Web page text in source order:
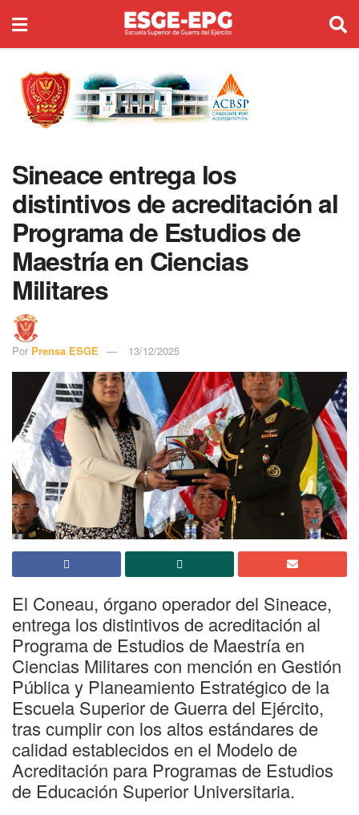
Sineace entrega los
distintivos de acreditación al
Programa de Estudios de
Maestría en Ciencias
Militares
Por Prensa ESGE 13/12/2025
El Coneau, órgano operador del Sineace,
entrega los distintivos de acreditación al
Programa de Estudios de Maestría en
Ciencias Militares con mención en Gestión
Pública y Planeamiento Estratégico de la
Escuela Superior de Guerra del Ejército,
tras cumplir con los altos estándares de
calidad establecidos en el Modelo de
Acreditación para Programas de Estudios
de Educación Superior Universitaria.